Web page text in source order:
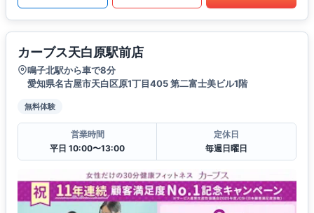
カーブス天白原駅前店
鳴子北駅から車で8分
愛知県名古屋市天白区原1丁目405 第二富士美ビル1階
無料体験
営業時間
平日 10:00〜13:00
定休日
毎週日曜日